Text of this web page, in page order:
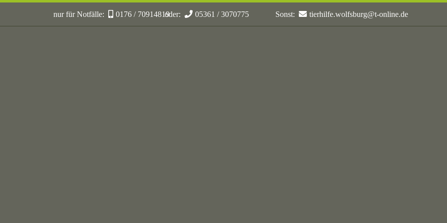
nur für Notfälle: 0176 / 70914819oder: 05361 / 3070775 Sonst: tierhilfe.wolfsburg@t-online.de